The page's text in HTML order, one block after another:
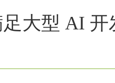
大型 AI